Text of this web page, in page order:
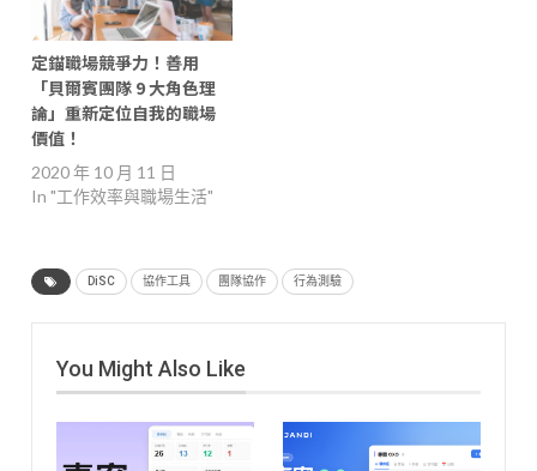
定錨職場競爭力！善用
「貝爾賓團隊 9 大角色理
論」重新定位自我的職場
價值！
2020 年 10 月 11 日
In "工作效率與職場生活"
DiSC 協作工具 團隊協作 行為測驗
You Might Also Like